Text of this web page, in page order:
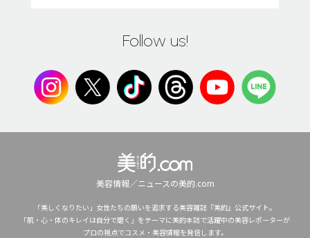
Follow us!
美容情報／ニュースの美的.com
「美しくなりたい」女性たちの願いを追求する美容雑誌『美的』公式サイト。
「肌・心・体のキレイは自分で磨く」をテーマに美的本誌で活躍中の美容レポーターが
プロの視点でコスメ・美容情報を発信します。